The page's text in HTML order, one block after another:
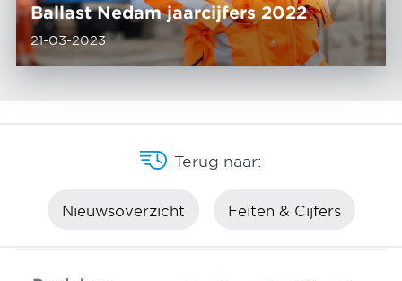
Ballast Nedam jaarcijfers 2022
21-03-2023
Terug naar:
Nieuwsoverzicht Feiten & Cijfers